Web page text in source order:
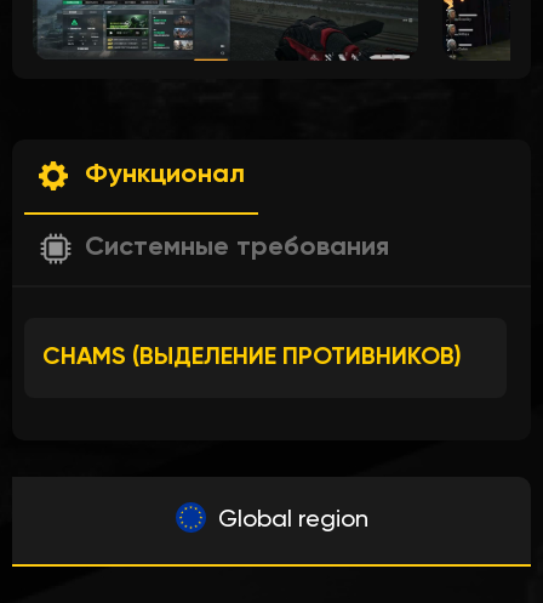
Функционал
Системные требования
CHAMS (ВЫДЕЛЕНИЕ ПРОТИВНИКОВ)
Global region